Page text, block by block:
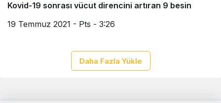
Kovid-19 sonrası vücut direncini artıran 9 besin
19 Temmuz 2021 - Pts - 3:26
Daha Fazla Yükle